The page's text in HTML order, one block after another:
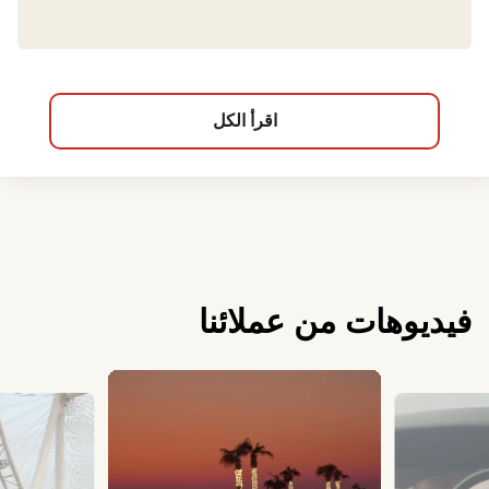
اقرأ الكل
فيديوهات من عملائنا